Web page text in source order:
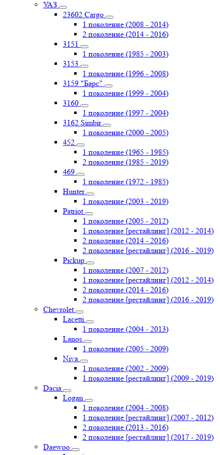
УАЗ
23602 Cargo
1 поколение (2008 - 2014)
2 поколение (2014 - 2016)
3151
1 поколение (1985 - 2003)
3153
1 поколение (1996 - 2008)
3159 "Барс"
1 поколение (1999 - 2004)
3160
1 поколение (1997 - 2004)
3162 Simbir
1 поколение (2000 - 2005)
452
1 поколение (1965 - 1985)
2 поколение (1985 - 2019)
469
1 поколение (1972 - 1985)
Hunter
1 поколение (2003 - 2019)
Patriot
1 поколение (2005 - 2012)
1 поколение [рестайлинг] (2012 - 2014)
2 поколение (2014 - 2016)
2 поколение [рестайлинг] (2016 - 2019)
Pickup
1 поколение (2007 - 2012)
1 поколение [рестайлинг] (2012 - 2014)
2 поколение (2014 - 2016)
2 поколение [рестайлинг] (2016 - 2019)
Chevrolet
Lacetti
1 поколение (2004 - 2013)
Lanos
1 поколение (2005 - 2009)
Niva
1 поколение (2002 - 2009)
1 поколение [рестайлинг] (2009 - 2019)
Dacia
Logan
1 поколение (2004 - 2008)
1 поколение [рестайлинг] (2007 - 2012)
2 поколение (2013 - 2016)
2 поколение [рестайлинг] (2017 - 2019)
Daewoo